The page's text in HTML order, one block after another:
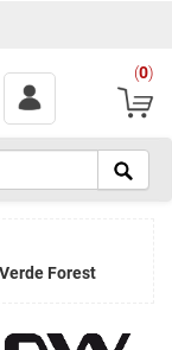
(0)
Forest